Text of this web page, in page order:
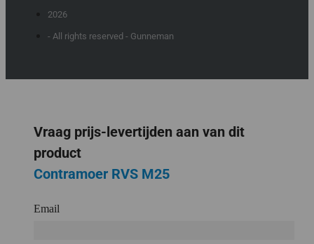
2026
- All rights reserved - Gunneman
Vraag prijs-levertijden aan van dit
product
Contramoer RVS M25
Email